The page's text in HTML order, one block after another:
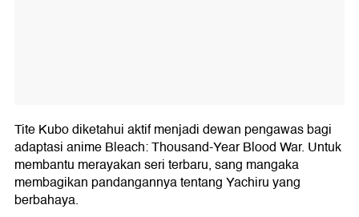
Tite Kubo diketahui aktif menjadi dewan pengawas bagi
adaptasi anime Bleach: Thousand-Year Blood War. Untuk
membantu merayakan seri terbaru, sang mangaka
membagikan pandangannya tentang Yachiru yang
berbahaya.